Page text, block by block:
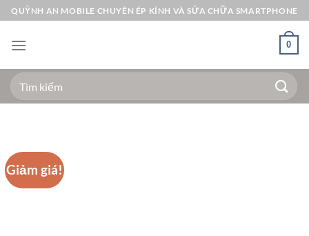
Bỏ
qua
nội
QUỲNH AN MOBILE CHUYÊN ÉP KÍNH VÀ SỬA CHỮA SMARTPHONE
0
Tìm
kiếm:
Giảm giá!